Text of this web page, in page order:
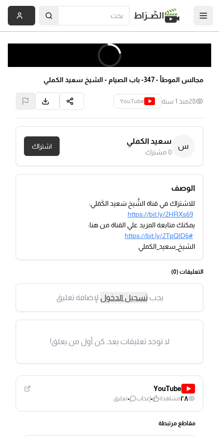
الصِّــرَاط
مجالس الموطأ - 347- باب الصيام - الشيخ سعيد الكملي
28منذ 1 سنة YouTube
س
سعيد الكملي
0مشترك
اشتراك
الوصف
للاشتراك في قناة الشَّيخ سَعيد الكَمَلي:
https://bit.ly/2HRXs69
يمكنك متابعة المزيد علي القناة من هنا:
https://bit.ly/2TpQlD6#
الشيخ_سعيد_الكملي
التعليقات (0
)
يجبتسجيل الدخول لإضافة تعليق
لا توجد تعليقات بعد. كن أول من يعلق!
YouTube
٢٨مشاهدة ٠إعجاب ٠تعليق
مقاطع مرتبطة